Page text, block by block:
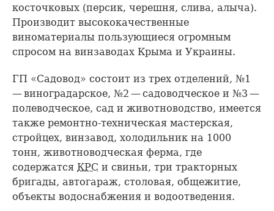
косточковых (персик, черешня, слива, алыча).
Производит высококачественные
виноматериалы пользующиеся огромным
спросом на винзаводах Крыма и Украины.
ГП «Садовод» состоит из трех отделений, №1
— виноградарское, №2 — садоводческое и №3 —
полеводческое, сад и животноводство, имеется
также ремонтно-техническая мастерская,
стройцех, винзавод, холодильник на 1000
тонн, животноводческая ферма, где
содержатся КРС и свиньи, три тракторных
бригады, автогараж, столовая, общежитие,
объекты водоснабжения и водоотведения.